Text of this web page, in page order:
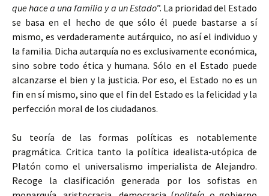
que hace a una familia y a un Estado”. La prioridad del Estado
se basa en el hecho de que sólo él puede bastarse a sí
mismo, es verdaderamente autárquico, no así el individuo y
la familia. Dicha autarquía no es exclusivamente económica,
sino sobre todo ética y humana. Sólo en el Estado puede
alcanzarse el bien y la justicia. Por eso, el Estado no es un
fin en sí mismo, sino que el fin del Estado es la felicidad y la
perfección moral de los ciudadanos.
Su teoría de las formas políticas es notablemente
pragmática. Critica tanto la política idealista-utópica de
Platón como el universalismo imperialista de Alejandro.
Recoge la clasificación generada por los sofistas en